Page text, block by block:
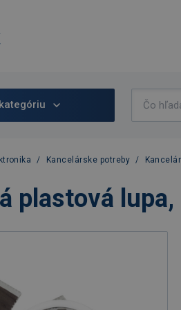
/ Kancelárske potreby /
plastová lupa,